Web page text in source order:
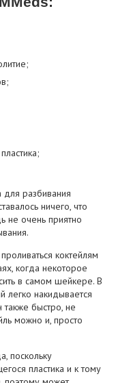
для разбивания
ничего, что
не очень приятно
коктейлям
когда некоторое
в самом шейкере. В
легко накидывается
также быстро, не
можно и, просто
поскольку
пластика и к тому